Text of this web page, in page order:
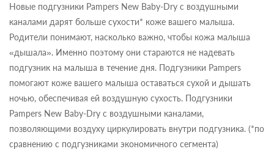
Новые подгузники Pampers New Baby-Dry с воздушными
каналами дарят больше сухости* коже вашего малыша.
Родители понимают, насколько важно, чтобы кожа малыша
«дышала». Именно поэтому они стараются не надевать
подгузник на малыша в течение дня. Подгузники Pampers
помогают коже вашего малыша оставаться сухой и дышать
ночью, обеспечивая ей воздушную сухость. Подгузники
Pampers New Baby-Dry с воздушными каналами,
позволяющими воздуху циркулировать внутри подгузника. (*по
сравнению с подгузниками экономичного сегмента)